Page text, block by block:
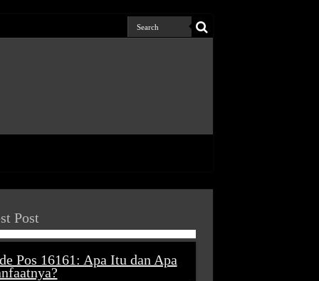
Post
Pos 16161: Apa Itu dan Apa